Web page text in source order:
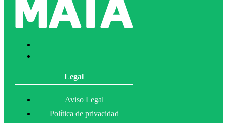
Legal
Aviso Legal
Política de privacidad